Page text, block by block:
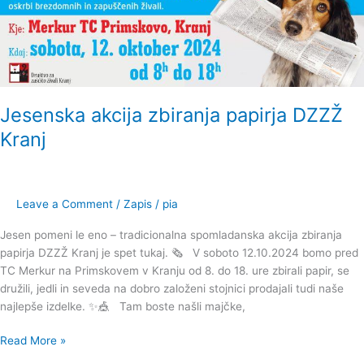
Jesenska akcija zbiranja papirja DZZŽ
Kranj
Leave a Comment / Zapis / pia
Jesen pomeni le eno – tradicionalna spomladanska akcija zbiranja
papirja DZZŽ Kranj je spet tukaj. 🗞 V soboto 12.10.2024 bomo pred
TC Merkur na Primskovem v Kranju od 8. do 18. ure zbirali papir, se
družili, jedli in seveda na dobro založeni stojnici prodajali tudi naše
najlepše izdelke. ✨️🎪 Tam boste našli majčke,
papirja
DZZŽ
Kranj
Read More »